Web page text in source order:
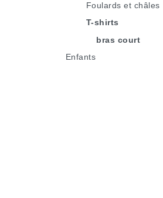
Foulards et châles
T-shirts
bras court
Enfants